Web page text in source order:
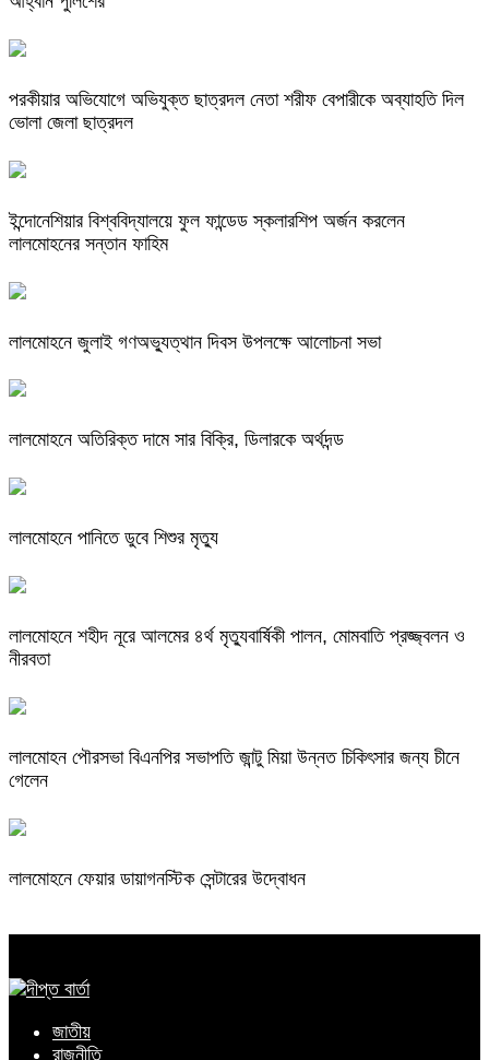
পরকীয়ার অভিযোগে অভিযুক্ত ছাত্রদল নেতা শরীফ বেপারীকে অব্যাহতি দিল
ভোলা জেলা ছাত্রদল
ইন্দোনেশিয়ার বিশ্ববিদ্যালয়ে ফুল ফান্ডেড স্কলারশিপ অর্জন করলেন
লালমোহনের সন্তান ফাহিম
লালমোহনে জুলাই গণঅভ্যুত্থান দিবস উপলক্ষে আলোচনা সভা
লালমোহনে অতিরিক্ত দামে সার বিক্রি, ডিলারকে অর্থদন্ড
লালমোহনে পানিতে ডুবে শিশুর মৃত্যু
লালমোহনে শহীদ নূরে আলমের ৪র্থ মৃত্যুবার্ষিকী পালন, মোমবাতি প্রজ্জ্বলন ও
নীরবতা
লালমোহন পৌরসভা বিএনপির সভাপতি জান্টু মিয়া উন্নত চিকিৎসার জন্য চীনে
গেলেন
লালমোহনে ফেয়ার ডায়াগনস্টিক সেন্টারের উদ্বোধন
জাতীয়
রাজনীতি